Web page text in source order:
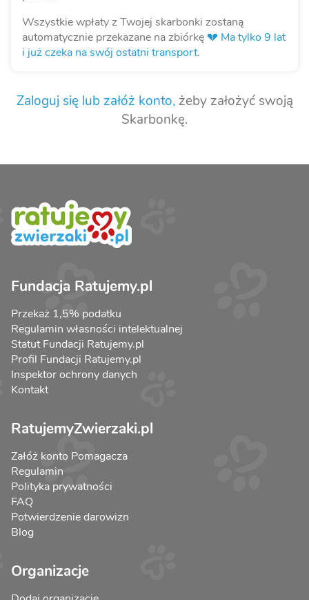
Wszystkie wpłaty z Twojej skarbonki zostaną
automatycznie przekazane na zbiórkę 💔 Ma tylko 9 lat
i już czeka na swój ostatni transport.
Zaloguj się lub załóż konto,żeby założyć swoją
Skarbonkę.
Fundacja Ratujemy.pl
Przekaż 1,5% podatku
Regulamin własności intelektualnej
Statut Fundacji Ratujemy.pl
Profil Fundacji Ratujemy.pl
Inspektor ochrony danych
Kontakt
RatujemyZwierzaki.pl
Załóż konto Pomagacza
Regulamin
Polityka prywatności
FAQ
Potwierdzenie darowizn
Blog
Organizacje